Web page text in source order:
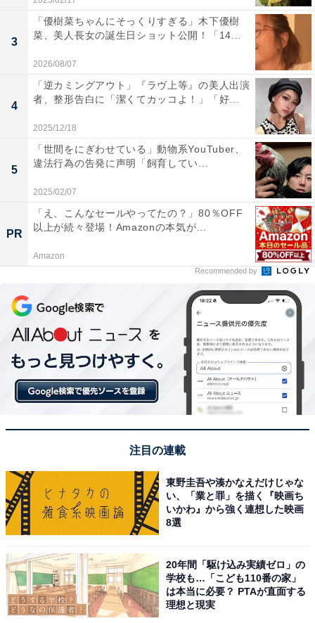
3
「優樹菜ちゃんにそっくりすぎる」木下優樹
菜、美人長女の誕生日ショット公開！「14...
2026/08/07
4
「逆カミングアウト」『ラヴ上等』の美人出演
者、整形告白に「潔くてカッコよ！」「好...
2025/12/18
5
「世間をにぎわせている」動物系YouTuber、
違法行為の告発に声明「飼育してい...
2025/02/07
PR
「え、こんなセールやってたの？」80％OFF
以上が続々登場！Amazonの本気が...
Amazon
Recommended by
注目の連載
東野圭吾や湊かなえだけじゃな
い、「業と罪」を描く『映画ち
いかわ』から強く連想した映画
8選
20年間「駆け込み実績ゼロ」の
学校も…「こども110番の家」
は本当に必要？ PTAが直面する
理想と現実